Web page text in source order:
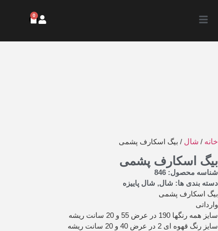
0
خانه / شال / بیگ اسکارف پشمی
بیگ اسکارف پشمی
شناسه محصول: 846
دسته بندی ها: شال, شال پاییزه
بیگ اسکارف پشمی
وارداتی
سایز همه رنگها 190 در عرض 55 و 20 سانت ریشه
سایز رنگ قهوه ای 2 در عرض 40 و 20 سانت ریشه